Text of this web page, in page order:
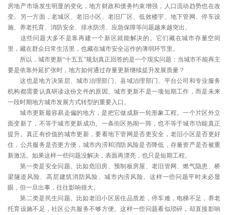
房地产市场发生明显的变化，地方财政和债务约束增强，人口流动趋势也在改
变。另一方面，老城区、老旧小区、老旧厂区、低效楼宇、地下管网、停车设
施、养老托育、消防安全、排水防涝、应急保障等问题越来越突出。
这些问题大多不是靠再建一个新区就能解决的。它们藏在城市存量空间
里，藏在群众日常生活里，也藏在城市安全运作的薄弱环节里。
所以，城市更新“十五五”规划真正回答的是一个现实问题：当城市不能再主
要是依靠外延扩张时，地方如何通过存量更新继续提升发展质量？
这也是地方决策层、城市治理部门、县域治理部门、平台公司和专业服务
机构都需要认真研读这份文件的原因。城市更新不是一项短期工作，而是未来
一段时期地方城市发展方式转型的重要入口。
城市更新最容易走偏的地方，是把它做成新一轮形象工程。一个片区外立
面变新了，不等于城市更新成功。一条街区热闹一阵，也不等于城市功能真正
提升。真正有价值的城市更新，要看地下管网是否更安全，老旧小区是否更好
住，公共服务是否更方便，城市内涝和消防风险是否降低，存量资产是否被重
新激活。如果这样一些问题没解决，表面再漂亮，也只是短期工程。
第一类是安全问题。比如危旧房、预制板房屋、老旧管网、燃气隐患、桥
梁隧道风险、高层建筑消防风险、城市内涝风险。这样一些问题平时未必显
眼，但一旦出事，往往影响很大。
第二类是民生问题。比如老旧小区居住品质差，停车难，电梯不足，养老
托育设施不足，社区公共服务不够方便。这样一些问题看似琐碎，却直接影响